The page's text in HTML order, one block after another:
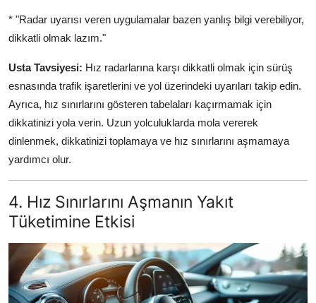
* "Radar uyarısı veren uygulamalar bazen yanlış bilgi verebiliyor,
dikkatli olmak lazım."
Usta Tavsiyesi: Hız radarlarına karşı dikkatli olmak için sürüş
esnasında trafik işaretlerini ve yol üzerindeki uyarıları takip edin.
Ayrıca, hız sınırlarını gösteren tabelaları kaçırmamak için
dikkatinizi yola verin. Uzun yolculuklarda mola vererek
dinlenmek, dikkatinizi toplamaya ve hız sınırlarını aşmamaya
yardımcı olur.
4. Hız Sınırlarını Aşmanın Yakıt
Tüketimine Etkisi